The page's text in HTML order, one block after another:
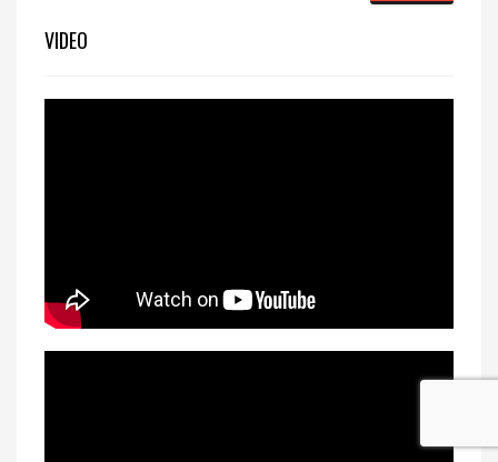
VIDEO